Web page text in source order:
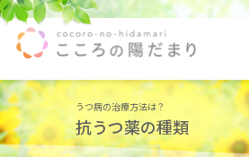
うつ病の治療方法は？
抗うつ薬の種類